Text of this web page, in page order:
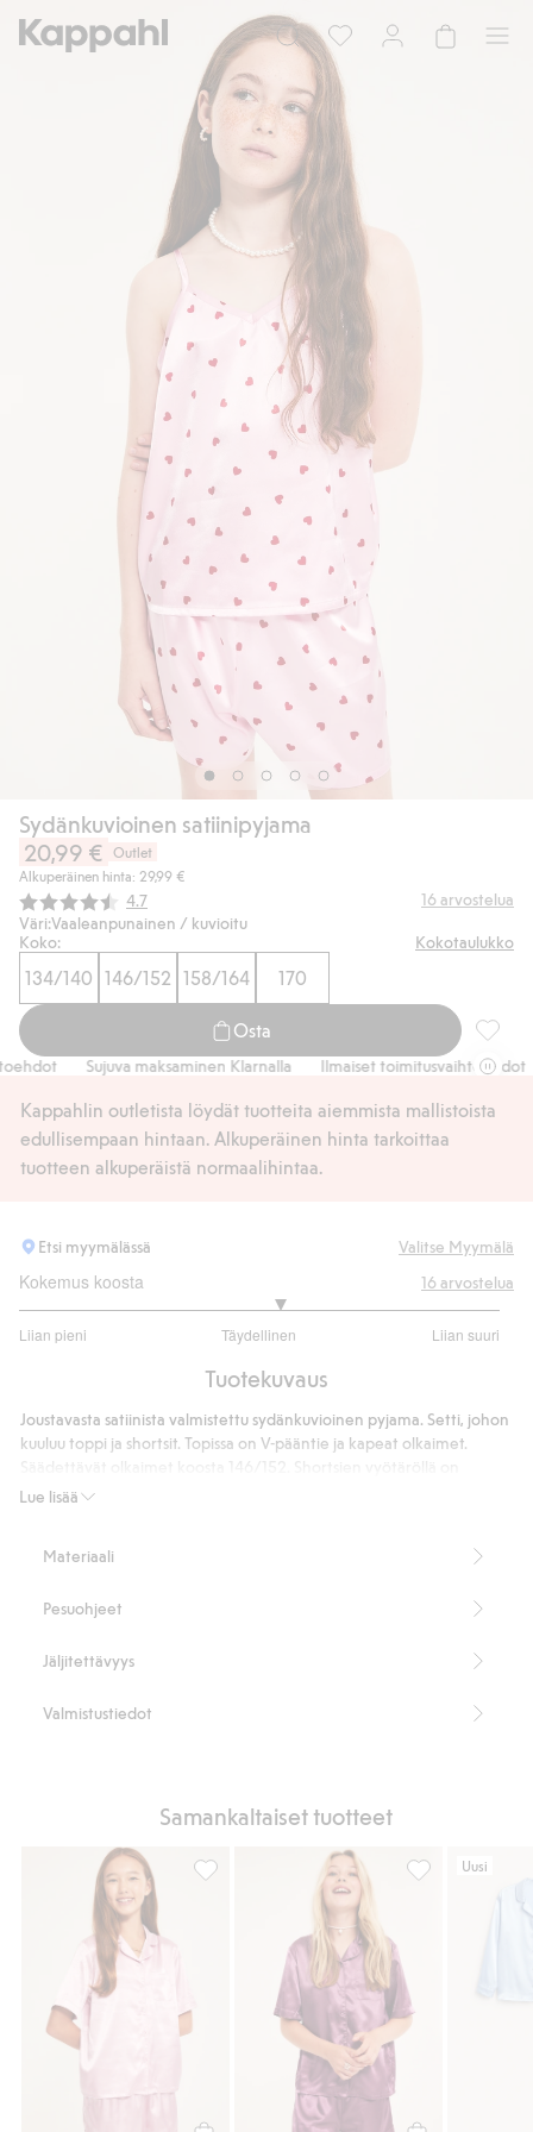
Sydänkuvioinen satiinipyjama
20,99 €
Outlet
Alkuperäinen hinta: 29,99 €
Keskimääräinen luokitus:
4.7 16 arvostelua
Väri:Vaaleanpunainen / kuvioitu
Koko:
Kokotaulukko
134/140 146/152 158/164 170
Osta
Sujuva maksaminen Klarnalla Ilmaiset toimitusvaihtoehdot
Kappahlin outletista löydät tuotteita aiemmista mallistoista
edullisempaan hintaan. Alkuperäinen hinta tarkoittaa
tuotteen alkuperäistä normaalihintaa.
Etsi myymälässä Valitse Myymälä
Kokemus koosta
Liian pieni Täydellinen Liian suuri
/
ääneen
16 arvostelua
Tuotekuvaus
Lue lisää
Joustavasta satiinista valmistettu sydänkuvioinen pyjama. Setti, johon
kuuluu toppi ja shortsit. Topissa on V-pääntie ja kapeat olkaimet.
joustonauha.
Kierrätetty polyesteri
Materiaali
Pesuohjeet
Jäljitettävyys
Valmistustiedot
Samankaltaiset tuotteet
Satiinipyjama, Lisää suosikkeihinSatiinipyjama,
Uusi